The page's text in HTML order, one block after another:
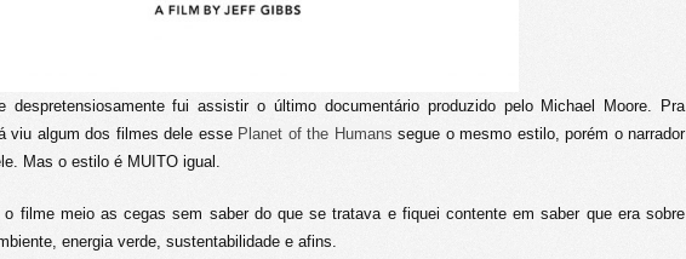
despretensiosamente fui assistir o último documentário produzido pelo Michael Moore. Pra
viu algum dos filmes dele esse Planet of the Humans segue o mesmo estilo, porém o narrador
Mas o estilo é MUITO igual.
o filme meio as cegas sem saber do que se tratava e fiquei contente em saber que era sobre
energia verde, sustentabilidade e afins.